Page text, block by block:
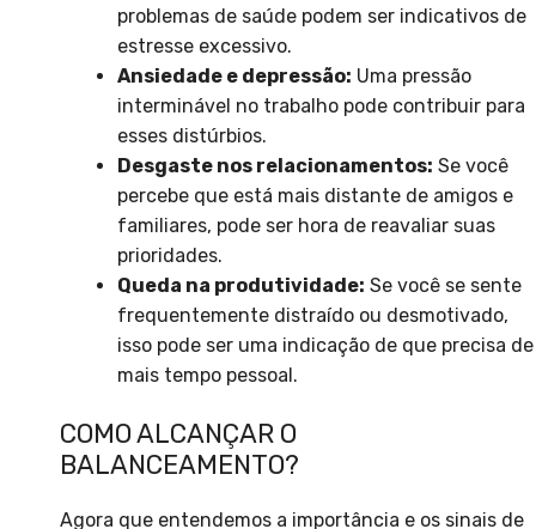
problemas de saúde podem ser indicativos de
estresse excessivo.
Ansiedade e depressão: Uma pressão
interminável no trabalho pode contribuir para
esses distúrbios.
Desgaste nos relacionamentos: Se você
percebe que está mais distante de amigos e
familiares, pode ser hora de reavaliar suas
prioridades.
Queda na produtividade: Se você se sente
frequentemente distraído ou desmotivado,
isso pode ser uma indicação de que precisa de
mais tempo pessoal.
COMO ALCANÇAR O
BALANCEAMENTO?
Agora que entendemos a importância e os sinais de